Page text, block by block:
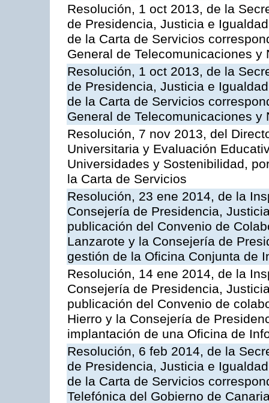
Resolución, 1 oct 2013, de la
de Presidencia, Justicia e
de la Carta de Servicios
General de Telecomunicaciones y
Resolución, 1 oct 2013, de la
de Presidencia, Justicia e
de la Carta de Servicios
General de Telecomunicaciones y
Resolución, 7 nov 2013, del
Universitaria y Evaluación
Universidades y Sostenibilidad,
la Carta de Servicios
Resolución, 23 ene 2014, de la
Consejería de Presidencia,
publicación del Convenio de
Lanzarote y la Consejería de
gestión de la Oficina Conjunta de
Resolución, 14 ene 2014, de la
Consejería de Presidencia,
publicación del Convenio de
Hierro y la Consejería de
implantación de una Oficina de
Resolución, 6 feb 2014, de la
de Presidencia, Justicia e
de la Carta de Servicios
Telefónica del Gobierno de